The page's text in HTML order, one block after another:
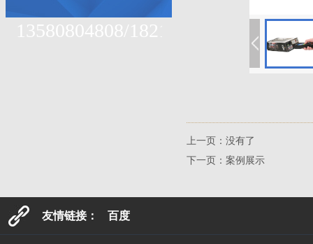
13580804808/18211556058
上一页：没有了
下一页： 案例展示
友情链接： 百度